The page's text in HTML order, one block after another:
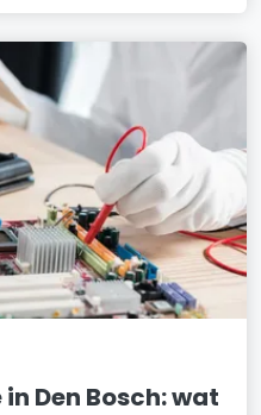
Den Bosch: wat